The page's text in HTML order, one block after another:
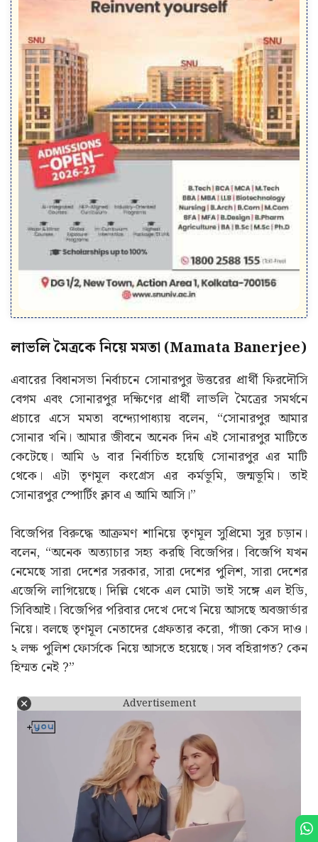
লাভলি মৈত্রকে নিয়ে মমতা (Mamata Banerjee)
এবারের বিধানসভা নির্বাচনে সোনারপুর উত্তরের প্রার্থী ফিরদৌসি
বেগম এবং সোনারপুর দক্ষিণের প্রার্থী লাভলি মৈত্রের সমর্থনে
প্রচারে এসে মমতা বন্দ্যোপাধ্যায় বলেন, “সোনারপুর আমার
সোনার খনি। আমার জীবনে অনেক দিন এই সোনারপুর মাটিতে
কেটেছে। আমি ৬ বার নির্বাচিত হয়েছি সোনারপুর এর মাটি
থেকে। এটা তৃণমূল কংগ্রেস এর কর্মভূমি, জন্মভূমি। তাই
সোনারপুর স্পোর্টিং ক্লাব এ আমি আসি।”
বিজেপির বিরুদ্ধে আক্রমণ শানিয়ে তৃণমূল সুপ্রিমো সুর চড়ান।
বলেন, “অনেক অত্যাচার সহ্য করছি বিজেপির। বিজেপি যখন
নেমেছে সারা দেশের সরকার, সারা দেশের পুলিশ, সারা দেশের
এজেন্সি লাগিয়েছে। দিল্লি থেকে এল মোটা ভাই সঙ্গে এল ইডি,
সিবিআই। বিজেপির পরিবার দেখে দেখে নিয়ে আসছে অবজার্ভার
নিয়ে। বলছে তৃণমূল নেতাদের গ্রেফতার করো, গাঁজা কেস দাও।
২ লক্ষ পুলিশ ফোর্সকে নিয়ে আসতে হয়েছে। সব বহিরাগত? কেন
হিম্মত নেই ?”
Advertisement